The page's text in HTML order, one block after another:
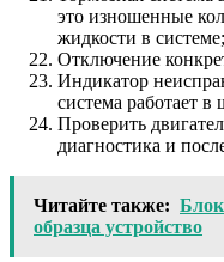
это изношенные
жидкости в системе;
Отключение
Индикатор
система работает
Проверить
диагностика и
Читайте также:
образца устройство